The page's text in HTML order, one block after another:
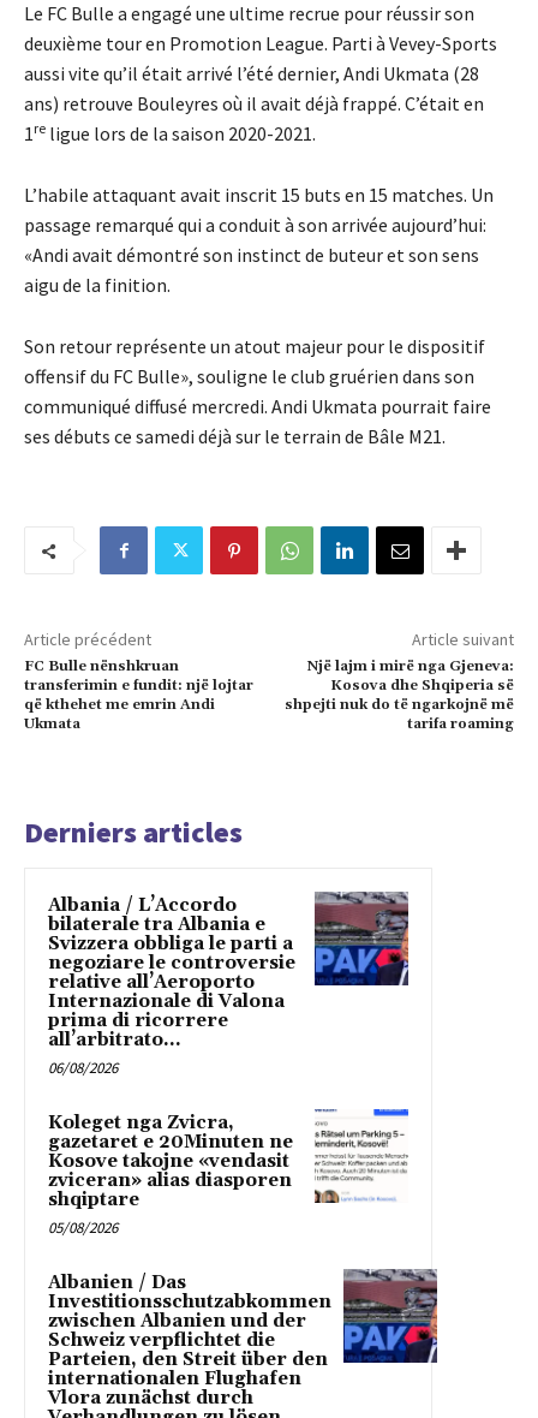
Le FC Bulle a engagé une ultime recrue pour réussir son
deuxième tour en Promotion League. Parti à Vevey-Sports
aussi vite qu’il était arrivé l’été dernier, Andi Ukmata (28
ans) retrouve Bouleyres où il avait déjà frappé. C’était en
1re ligue lors de la saison 2020-2021.
L’habile attaquant avait inscrit 15 buts en 15 matches. Un
passage remarqué qui a conduit à son arrivée aujourd’hui:
«Andi avait démontré son instinct de buteur et son sens
aigu de la finition.
Son retour représente un atout majeur pour le dispositif
offensif du FC Bulle», souligne le club gruérien dans son
communiqué diffusé mercredi. Andi Ukmata pourrait faire
ses débuts ce samedi déjà sur le terrain de Bâle M21.
Article précédent
FC Bulle nënshkruan
transferimin e fundit: një lojtar
që kthehet me emrin Andi
Ukmata
Article suivant
Një lajm i mirë nga Gjeneva:
Kosova dhe Shqiperia së
shpejti nuk do të ngarkojnë më
tarifa roaming
Derniers articles
Albania / L’Accordo
bilaterale tra Albania e
Svizzera obbliga le parti a
negoziare le controversie
relative all’Aeroporto
Internazionale di Valona
prima di ricorrere
all’arbitrato...
06/08/2026
Koleget nga Zvicra,
gazetaret e 20Minuten ne
Kosove takojne «vendasit
zviceran» alias diasporen
shqiptare
05/08/2026
Albanien / Das
Investitionsschutzabkommen
zwischen Albanien und der
Schweiz verpflichtet die
Parteien, den Streit über den
internationalen Flughafen
Vlora zunächst durch